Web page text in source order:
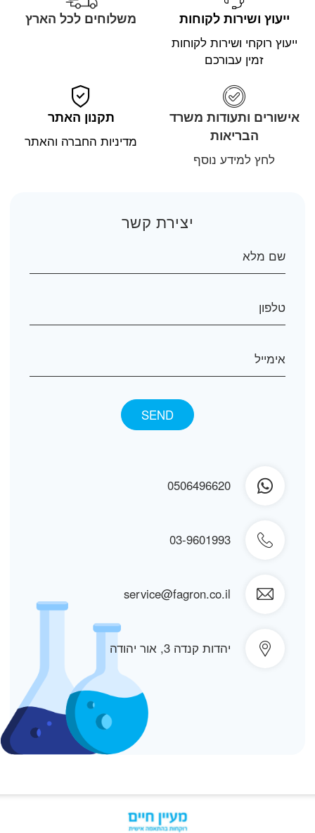
ייעוץ ושירות לקוחות
ייעוץ רוקחי ושירות לקוחות
זמין עבורכם
משלוחים לכל הארץ
אישורים ותעודות משרד
הבריאות
לחץ למידע נוסף
תקנון האתר
מדיניות החברה והאתר
יצירת קשר
0506496620
03-9601993
service@fagron.co.il
יהדות קנדה 3, אור יהודה